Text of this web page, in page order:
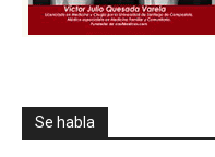
Se habla